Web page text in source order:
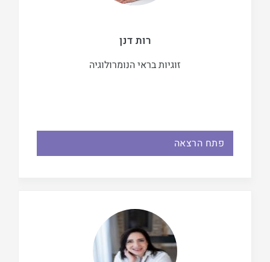
רות דנן
זוגיות בראי הנומרולוגיה
פתח הרצאה